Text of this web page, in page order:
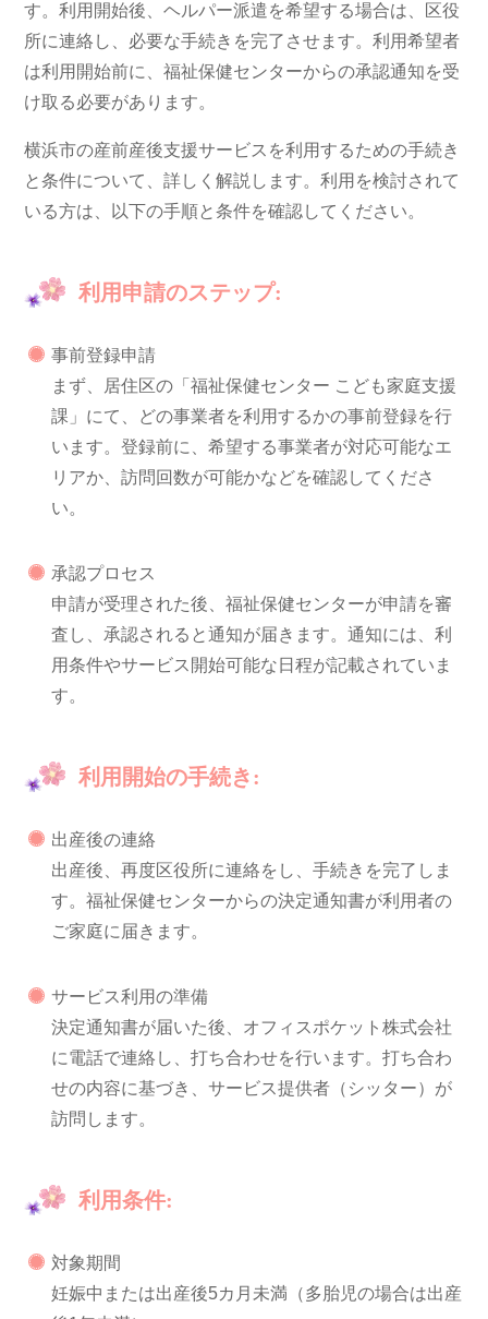
す。利用開始後、ヘルパー派遣を希望する場合は、区役
所に連絡し、必要な手続きを完了させます。利用希望者
は利用開始前に、福祉保健センターからの承認通知を受
け取る必要があります。
横浜市の産前産後支援サービスを利用するための手続き
と条件について、詳しく解説します。利用を検討されて
いる方は、以下の手順と条件を確認してください。
利用申請のステップ:
事前登録申請
まず、居住区の「福祉保健センター こども家庭支援
課」にて、どの事業者を利用するかの事前登録を行
います。登録前に、希望する事業者が対応可能なエ
リアか、訪問回数が可能かなどを確認してくださ
い。
承認プロセス
申請が受理された後、福祉保健センターが申請を審
査し、承認されると通知が届きます。通知には、利
用条件やサービス開始可能な日程が記載されていま
す。
利用開始の手続き:
出産後の連絡
出産後、再度区役所に連絡をし、手続きを完了しま
す。福祉保健センターからの決定通知書が利用者の
ご家庭に届きます。
サービス利用の準備
決定通知書が届いた後、オフィスポケット株式会社
に電話で連絡し、打ち合わせを行います。打ち合わ
せの内容に基づき、サービス提供者（シッター）が
訪問します。
利用条件:
対象期間
妊娠中または出産後5カ月未満（多胎児の場合は出産